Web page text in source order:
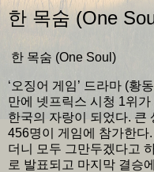
한 목숨 (One
한 목숨 (One Soul)
‘오징어 게임’ 드라마 (황
만에 넷프릭스 시청 1위
한국의 자랑이 되었다. 큰
456명이 게임에 참가한다
더니 모두 그만두겠다고
로 발표되고 마지막 결승